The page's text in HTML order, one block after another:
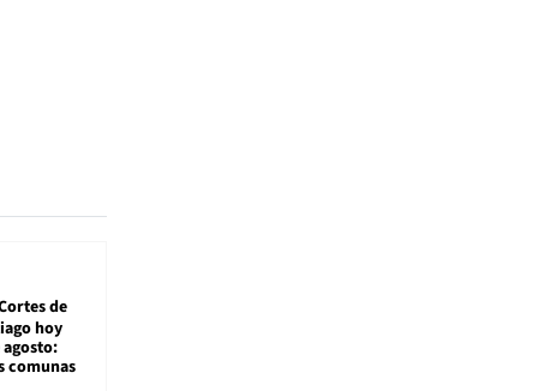
de
hoy
agosto:
comunas